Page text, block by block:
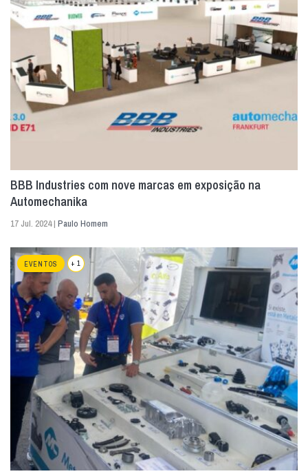
BBB Industries com nove marcas em exposição na
Automechanika
17 Jul. 2024 | Paulo Homem
EVENTOS + 1